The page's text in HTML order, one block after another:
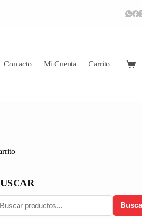
Contacto Mi Cuenta Carrito
Carro